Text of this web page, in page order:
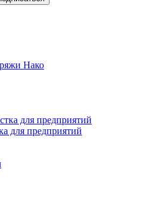
Нако
для предприятий